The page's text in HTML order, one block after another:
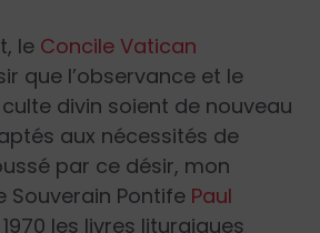
le Concile Vatican
que l’observance et le
divin soient de nouveau
aux nécessités de
par ce désir, mon
Souverain Pontife Paul
les livres liturgiques